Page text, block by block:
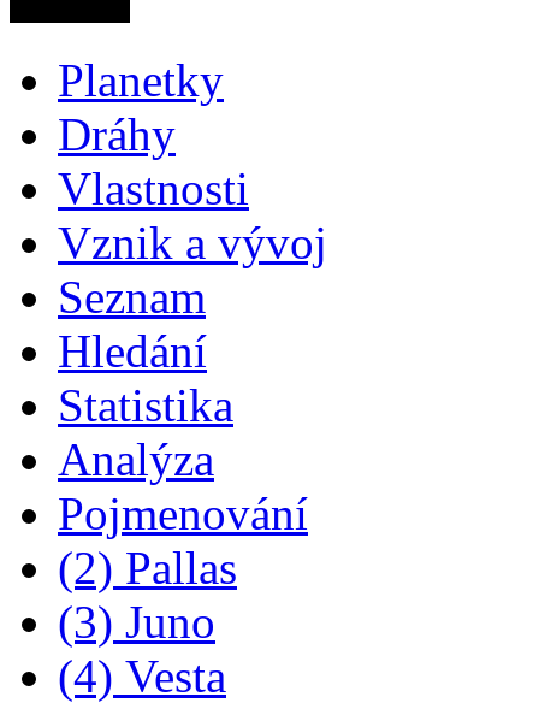
Planetky
Dráhy
Vlastnosti
Vznik a vývoj
Seznam
Hledání
Statistika
Analýza
Pojmenování
(2) Pallas
(3) Juno
(4) Vesta